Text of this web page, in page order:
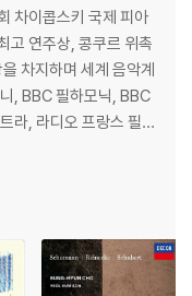
차이콥스키 국제 피아
고 연주상, 콩쿠르 위촉
차지하며 세계 음악계
, BBC 필하모닉, BBC
라, 라디오 프랑스 필하
레옹
니, 로테르담 필하모닉,